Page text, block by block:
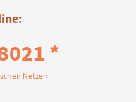
*
Netzen